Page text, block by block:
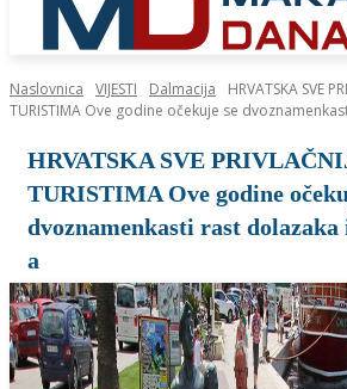
Naslovnica VIJESTI Dalmacija
HRVATSKA SVE
TURISTIMA Ove godine očekuje se
HRVATSKA SVE
TURISTIMA Ove godine
dvoznamenkasti rast dolazaka
a